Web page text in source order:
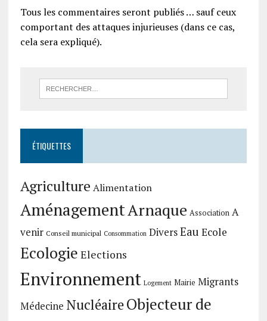
Tous les commentaires seront publiés … sauf ceux
comportant des attaques injurieuses (dans ce cas,
cela sera expliqué).
ÉTIQUETTES
Agriculture Alimentation
AménagementArnaque Association A
venir Conseil municipal Consommation DiversEau Ecole
Ecologie Elections
Environnement Logement Mairie Migrants
Médecine NucléaireObjecteur de